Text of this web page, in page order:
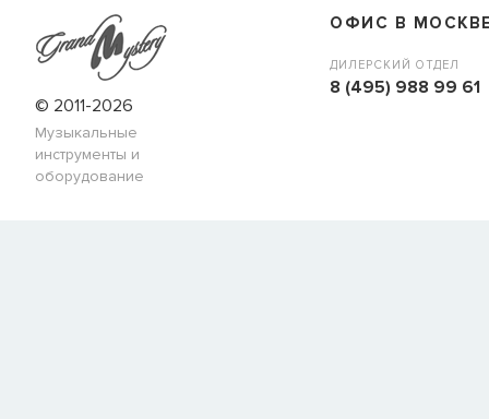
© 2011-2026
Музыкальные
инструменты и
оборудование
ОФИС В
ДИЛЕРСКИЙ ОТДЕЛ
8 (495) 988 99 61